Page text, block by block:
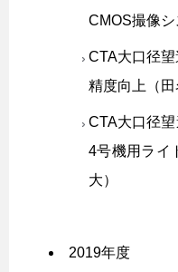
CMOS撮像シ
CTA大口径
精度向上（
CTA大口径
4号機用ライ
大）
2019年度